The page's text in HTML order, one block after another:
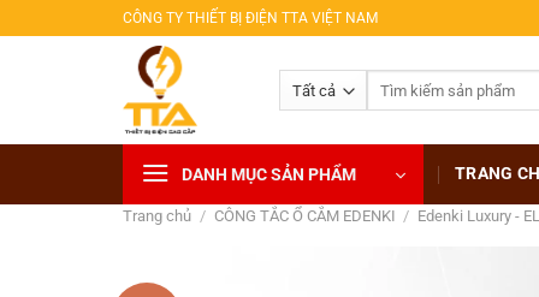
qua
CÔNG TY THIẾT BỊ ĐIỆN TTA VIỆT NAM
DANH MỤC SẢN PHẨM TRANG
Trang chủ / CÔNG TẮC Ổ CẮM EDENKI / Edenki Luxury - EL